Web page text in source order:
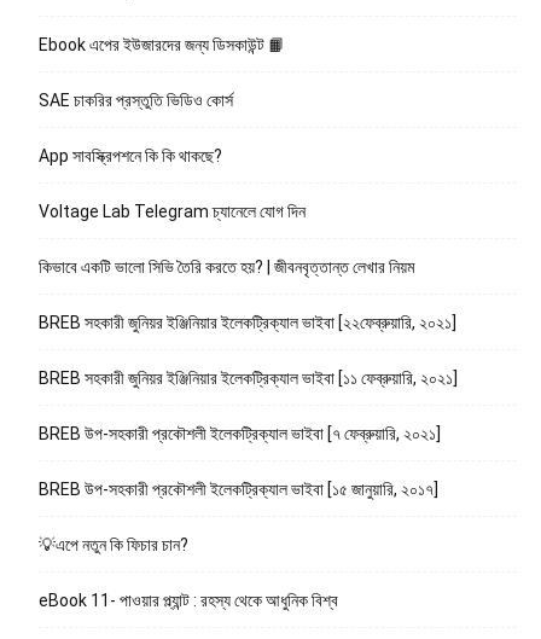
Ebook এপের ইউজারদের জন্য ডিসকাউন্ট 📙
SAE চাকরির প্রস্তুতি ভিডিও কোর্স
App সাবস্ক্রিপশনে কি কি থাকছে?
Voltage Lab Telegram চ্যানেলে যোগ দিন
কিভাবে একটি ভালো সিভি তৈরি করতে হয়? | জীবনবৃত্তান্ত লেখার নিয়ম
BREB সহকারী জুনিয়র ইঞ্জিনিয়ার ইলেকট্রিক্যাল ভাইবা [২২ফেব্রুয়ারি, ২০২১]
BREB সহকারী জুনিয়র ইঞ্জিনিয়ার ইলেকট্রিক্যাল ভাইবা [১১ ফেব্রুয়ারি, ২০২১]
BREB উপ-সহকারী প্রকৌশলী ইলেকট্রিক্যাল ভাইবা [৭ ফেব্রুয়ারি, ২০২১]
BREB উপ-সহকারী প্রকৌশলী ইলেকট্রিক্যাল ভাইবা [১৫ জানুয়ারি, ২০১৭]
💡এপে নতুন কি ফিচার চান?
eBook 11- পাওয়ার প্ল্যান্ট : রহস্য থেকে আধুনিক বিশ্ব